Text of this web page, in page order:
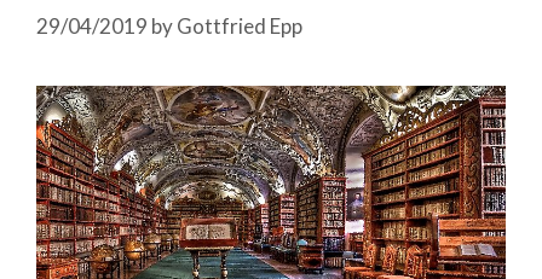
29/04/2019 byGottfried Epp